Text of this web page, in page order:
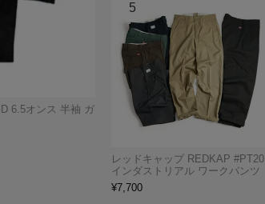
6.5オンス 半袖 ガ
レッドキャップ REDKAP #PT20
インダストリアル ワークパンツ
¥7,700